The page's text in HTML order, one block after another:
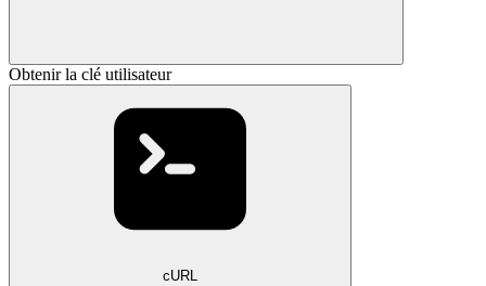
Obtenir la clé utilisateur
cURL